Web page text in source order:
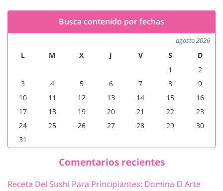
Busca contenido por fechas
agosto 2026
L M X J V S
D
1
2
3
4 5 6 7 8
9
10
11 12 13 14 15
16
17
18 19 20 21 22
23
24
25 26 27 28 29
30
31
Comentarios recientes
Receta Del Sushi Para Principiantes: Domina El Arte